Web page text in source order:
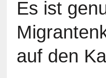
Es ist
auf den